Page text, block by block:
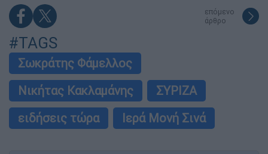
επόμενο
άρθρο
#TAGS
Σωκράτης Φάμελλος
Νικήτας Κακλαμάνης
ΣΥΡΙΖΑ
ειδήσεις τώρα
Ιερά Μονή Σινά